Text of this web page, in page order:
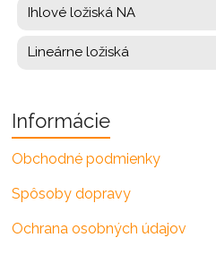
Ihlové ložiská NA
Lineárne ložiská
Informácie
Obchodné podmienky
Spôsoby dopravy
Ochrana osobných údajov